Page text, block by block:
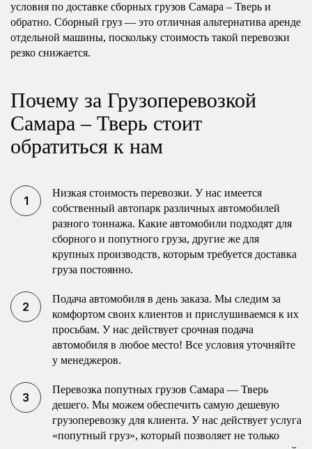
условия по доставке сборных грузов Самара – Тверь и
обратно. Сборный груз — это отличная альтернатива аренде
отдельной машины, поскольку стоимость такой перевозки
резко снижается.
Почему за Грузоперевозкой
Самара – Тверь стоит
обратиться к нам
Низкая стоимость перевозки. У нас имеется
собственный автопарк различных автомобилей
разного тоннажа. Какие автомобили подходят для
сборного и попутного груза, другие же для
крупных производств, которым требуется доставка
груза постоянно.
Подача автомобиля в день заказа. Мы следим за
комфортом своих клиентов и прислушиваемся к их
просьбам. У нас действует срочная подача
автомобиля в любое место! Все условия уточняйте
у менеджеров.
Перевозка попутных грузов Самара — Тверь
дешего. Мы можем обеспечить самую дешевую
грузоперевозку для клиента. У нас действует услуга
«попутный груз», который позволяет не только